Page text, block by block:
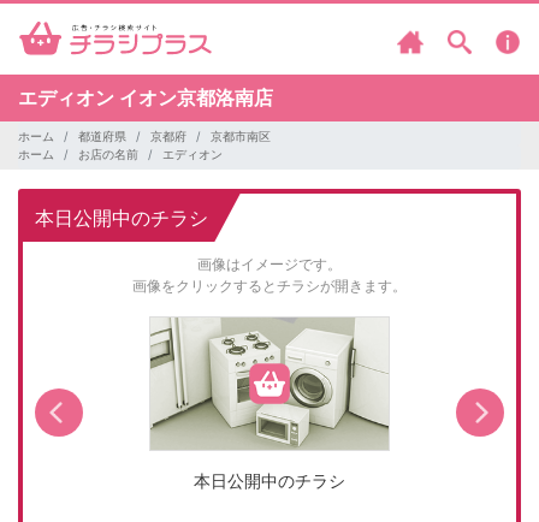
エディオン イオン京都洛南店
ホーム 都道府県 京都府
京都市南区
ホーム
お店の名前 エディオン
本日公開中のチラシ
画像はイメージです。
画像をクリックするとチラシが開きます。
本日公開中のチラシ